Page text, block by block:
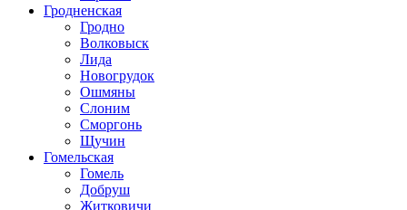
Гродненская
Гродно
Волковыск
Лида
Новогрудок
Ошмяны
Слоним
Сморгонь
Щучин
Гомельская
Гомель
Добруш
Житковичи